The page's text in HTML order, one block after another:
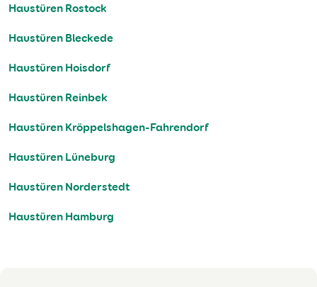
Haustüren Rostock
Haustüren Bleckede
Haustüren Hoisdorf
Haustüren Reinbek
Haustüren Kröppelshagen-Fahrendorf
Haustüren Lüneburg
Haustüren Norderstedt
Haustüren Hamburg